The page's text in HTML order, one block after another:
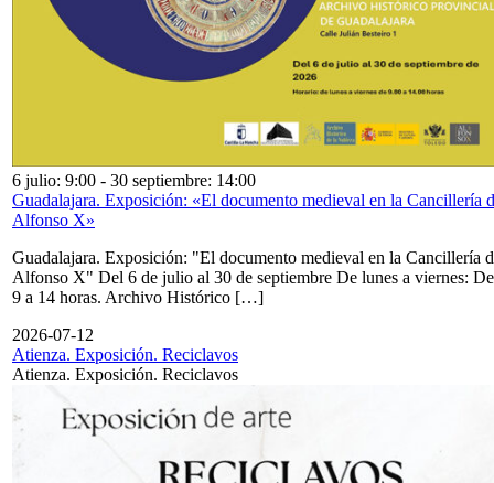
6 julio: 9:00 - 30 septiembre: 14:00
Guadalajara. Exposición: «El documento medieval en la Cancillería
Alfonso X»
Guadalajara. Exposición: "El documento medieval en la Cancillería
Alfonso X" Del 6 de julio al 30 de septiembre De lunes a viernes: De
9 a 14 horas. Archivo Histórico […]
2026-07-12
Atienza. Exposición. Reciclavos
Atienza. Exposición. Reciclavos